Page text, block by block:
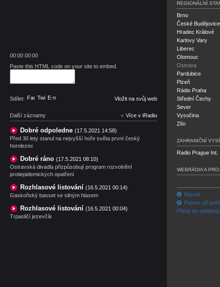
00:00 00:00
Paste this HTML code on your site to embed.
Sdílet: Facebook
TwitterE-mail Vložit na svůj web
Další záznamy Více v iRadiu
Dobré odpoledne (17.5.2021 14:58)
Před 30 lety stanul na nejvyšší hoře světa první český
horolezec
Dobré ráno (17.5.2021 08:10)
Ostravská divadla přizpůsobují program rozvolnění
protiepidemických opatření
Rozhlasové listování (16.5.2021 00:14)
Gaskoňský basset se silným hlasem
Rozhlasové listování (16.5.2021 00:04)
Trpasličí jezevčík
REGIONÁLNÍ
Brno
České Budějovice
Hradec Králové
Karlovy Vary
Liberec
Olomouc
Ostrava
Pardubice
Plzeň
Rádio Praha
Střední Čechy
Sever
Vysočina
Zlín
ZAHRANIČNÍ
Radio Prague Int.
WEBRÁDIA A
Návod
Pomoc při
Přidat do